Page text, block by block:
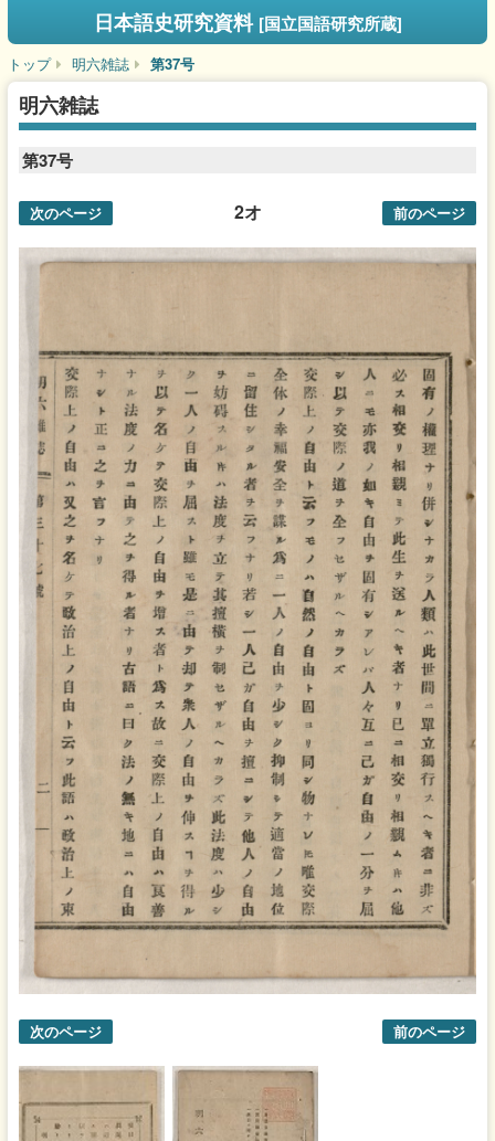
日本語史研究資料 [国立国語研究所蔵]
トップ 明六雑誌 第37号
明六雑誌
第37号
2オ
次のページ 前のページ
次のページ 前のページ